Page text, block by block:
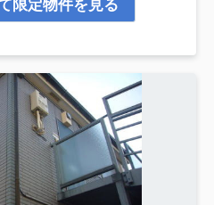
限定物件を見る